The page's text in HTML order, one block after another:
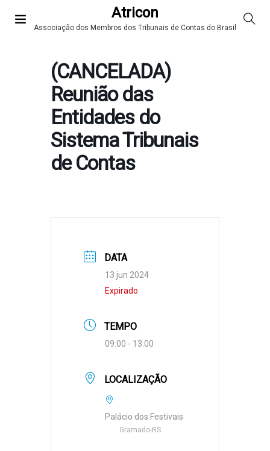
Atricon
Associação dos Membros dos Tribunais de Contas do Brasil
(CANCELADA)
Reunião das
Entidades do
Sistema Tribunais
de Contas
DATA
13 jun 2024
Expirado
TEMPO
09:00 - 13:00
LOCALIZAÇÃO
Palácio dos Festivais
Gramado-RS